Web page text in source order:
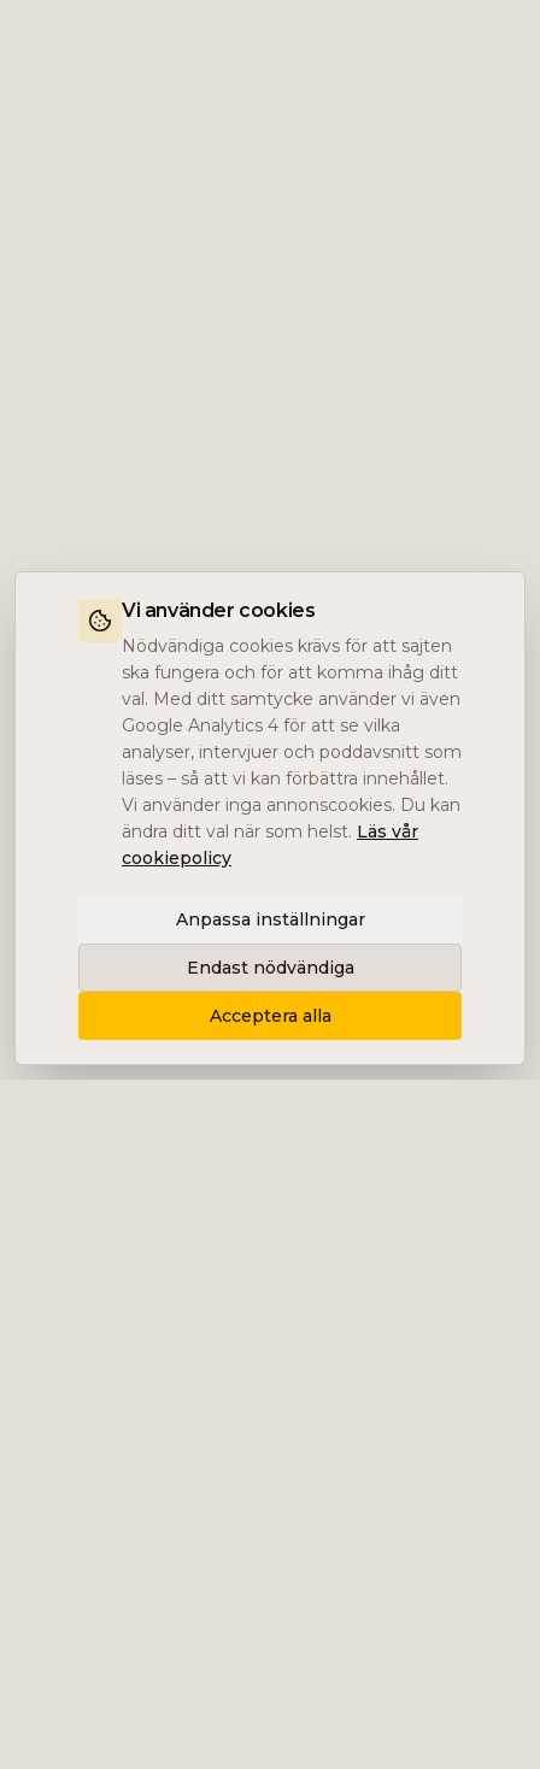
Vi använder cookies
Nödvändiga cookies krävs för att sajten
ska fungera och för att komma ihåg ditt
val. Med ditt samtycke använder vi även
Google Analytics 4 för att se vilka
analyser, intervjuer och poddavsnitt som
läses – så att vi kan förbättra innehållet.
Vi använder inga annonscookies. Du kan
ändra ditt val när som helst. Läs vår
cookiepolicy
Anpassa inställningar
Endast nödvändiga
Acceptera alla